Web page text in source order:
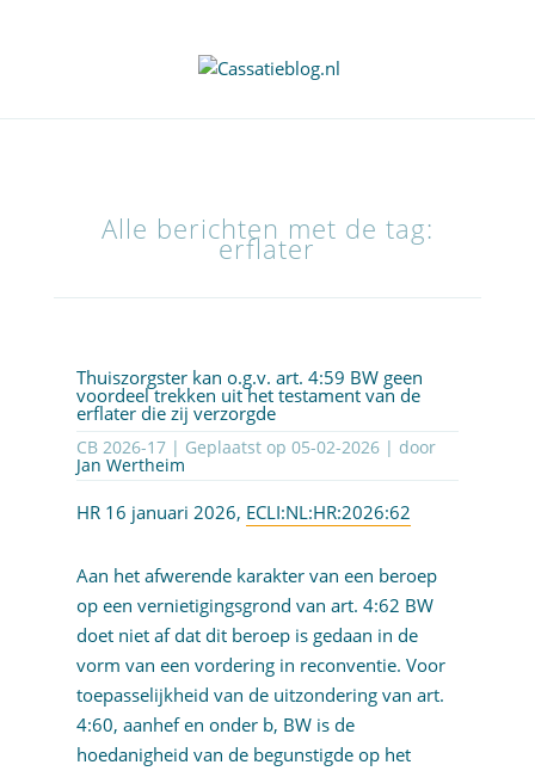
Alle berichten met de tag:
erflater
Thuiszorgster kan o.g.v. art. 4:59 BW geen
voordeel trekken uit het testament van de
erflater die zij verzorgde
CB 2026-17 | Geplaatst op 05-02-2026| door
Jan Wertheim
HR 16 januari 2026, ECLI:NL:HR:2026:62
Aan het afwerende karakter van een beroep
op een vernietigingsgrond van art. 4:62 BW
doet niet af dat dit beroep is gedaan in de
vorm van een vordering in reconventie. Voor
toepasselijkheid van de uitzondering van art.
4:60, aanhef en onder b, BW is de
hoedanigheid van de begunstigde op het